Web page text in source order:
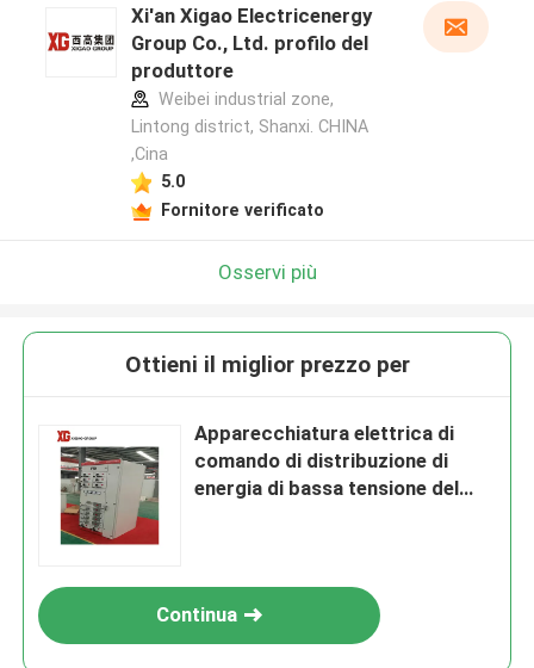
Xi'an Xigao Electricenergy
Group Co., Ltd. profilo del
produttore
Weibei industrial zone,
Lintong district, Shanxi. CHINA
,Cina
5.0
Fornitore verificato
Osservi più
Ottieni il miglior prezzo per
Apparecchiatura elettrica di
comando di distribuzione di
energia di bassa tensione del
Continua